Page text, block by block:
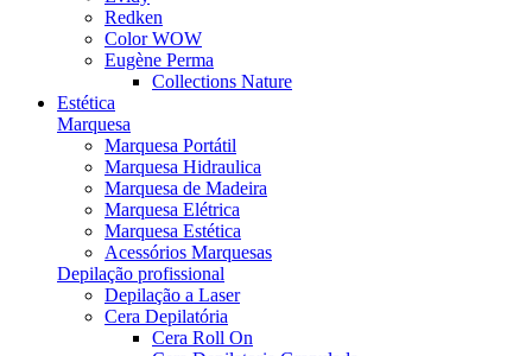
Redken
Color WOW
Eugène Perma
Collections Nature
Estética
Marquesa
Marquesa Portátil
Marquesa Hidraulica
Marquesa de Madeira
Marquesa Elétrica
Marquesa Estética
Acessórios Marquesas
Depilação profissional
Depilação a Laser
Cera Depilatória
Cera Roll On